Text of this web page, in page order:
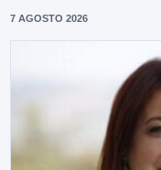
7 AGOSTO 2026